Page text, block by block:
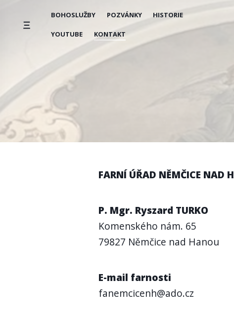
BOHOSLUŽBY POZVÁNKY HISTORIE
YOUTUBE KONTAKT
FARNÍ ÚŘAD NĚMČICE NAD
P. Mgr. Ryszard TURKO
Komenského nám. 65
79827 Němčice nad Hanou
E-mail farnosti
fanemcicenh@ado.cz